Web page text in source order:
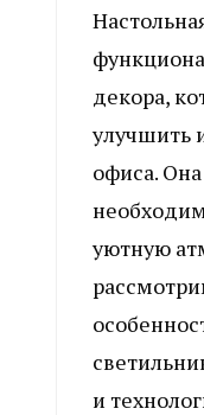
декора,
улучшить
офиса.
уютную
и